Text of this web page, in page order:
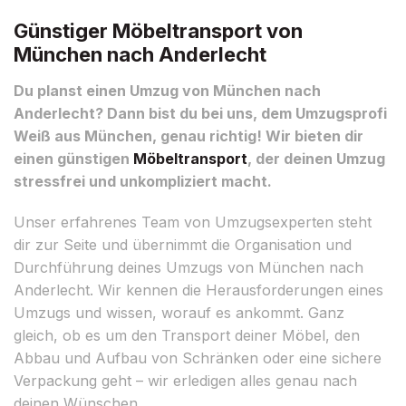
Günstiger Möbeltransport von
München nach Anderlecht
Du planst einen Umzug von München nach
Anderlecht? Dann bist du bei uns, dem Umzugsprofi
Weiß aus München, genau richtig! Wir bieten dir
einen günstigen Möbeltransport, der deinen Umzug
stressfrei und unkompliziert macht.
Unser erfahrenes Team von Umzugsexperten steht
dir zur Seite und übernimmt die Organisation und
Durchführung deines Umzugs von München nach
Anderlecht. Wir kennen die Herausforderungen eines
Umzugs und wissen, worauf es ankommt. Ganz
gleich, ob es um den Transport deiner Möbel, den
Abbau und Aufbau von Schränken oder eine sichere
Verpackung geht – wir erledigen alles genau nach